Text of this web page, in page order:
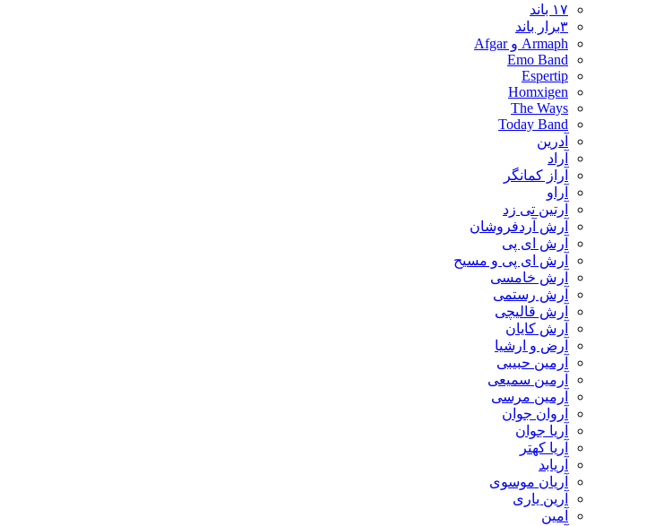
۱۷ باند
۳برار باند
Armaph و Afgar
Emo Band
Espertip
Homxigen
The Ways
Today Band
آدرین
آراد
آراز کمانگر
آراو
آرتین تی زد
آرش آردفروشان
آرش ای پی
آرش ای پی و مسیح
آرش خامسی
آرش رستمی
آرش قالیچی
آرش کایان
​آرض و ارشیا
آرمین حبیبی
آرمین سمیعی
آرمین مرسی
آروان جوان
آریا جوان
آریا کهتر
آریابد
آریان موسوی
آرین یاری
آمین